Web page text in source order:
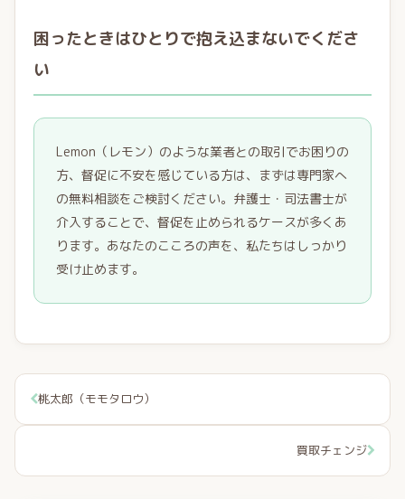
困ったときはひとりで抱え込まないでくださ
い
Lemon（レモン）のような業者との取引でお困りの
方、督促に不安を感じている方は、まずは専門家へ
の無料相談をご検討ください。弁護士・司法書士が
介入することで、督促を止められるケースが多くあ
ります。あなたのこころの声を、私たちはしっかり
受け止めます。
桃太郎（モモタロウ）
買取チェンジ